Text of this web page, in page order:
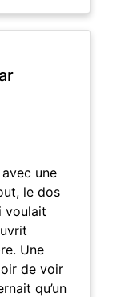
une
le dos
voulait
Une
de voir
qu’un